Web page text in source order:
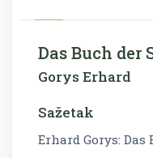
Das Buch der
Gorys Erhard
Sažetak
Erhard Gorys: Das